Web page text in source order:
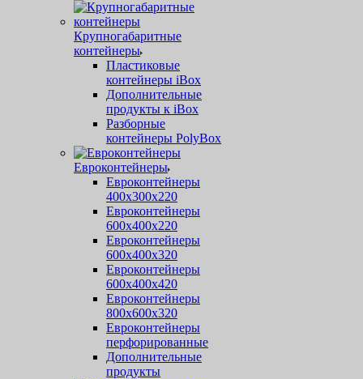
Крупногабаритные
контейнеры
Пластиковые
контейнеры iBox
Дополнительные
продукты к iBox
Разборные
контейнеры PolyBox
Евроконтейнеры
Евроконтейнеры
400х300х220
Евроконтейнеры
600х400х220
Евроконтейнеры
600х400х320
Евроконтейнеры
600х400х420
Евроконтейнеры
800х600х320
Евроконтейнеры
перфорированные
Дополнительные
продукты